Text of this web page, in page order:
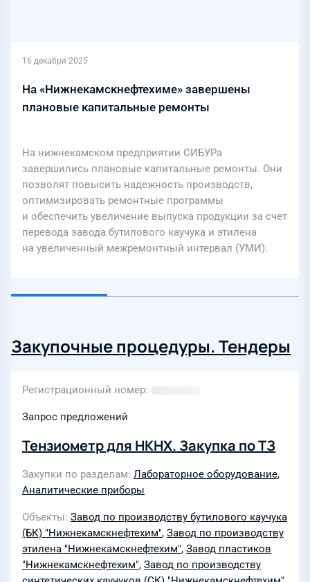
16 декабря 2025
На «Нижнекамскнефтехиме» завершены
плановые капитальные ремонты
На нижнекамском предприятии СИБУРа
завершились плановые капитальные ремонты. Они
позволят повысить надежность производств,
оптимизировать ремонтные программы
и обеспечить увеличение выпуска продукции за счет
перевода завода бутилового каучука и этилена
на увеличенный межремонтный интервал (УМИ).
Закупочные процедуры. Тендеры
Регистрационный номер
Запрос предложений
Тензиометр для НКНХ. Закупка по ТЗ
Закупки по разделам Лабораторное оборудование,
Аналитические приборы
Объекты Завод по производству бутилового каучука
(БК) "Нижнекамскнефтехим", Завод по производству
этилена "Нижнекамскнефтехим", Завод пластиков
"Нижнекамскнефтехим", Завод по производству